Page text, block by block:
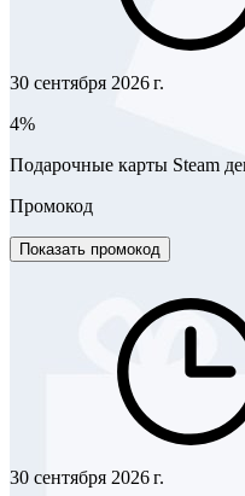
30 сентября 2026 г.
4%
Подарочные карты Steam
Промокод
Показать промокод
30 сентября 2026 г.